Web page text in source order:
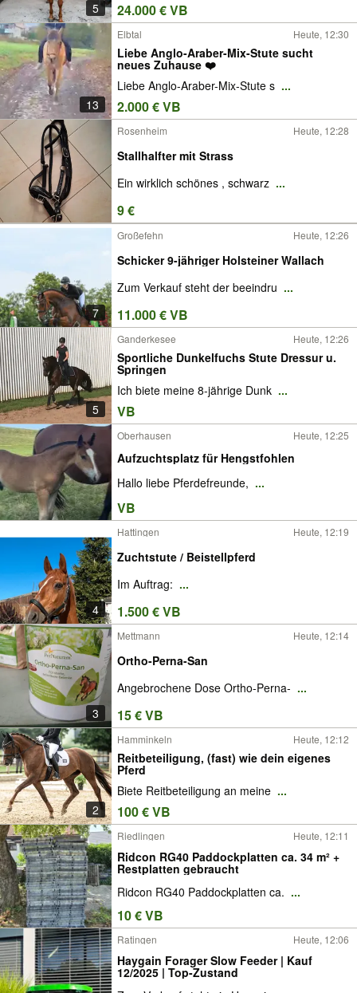
5 24.000 € VB
13
Elbtal Heute, 12:30
Liebe Anglo-Araber-Mix-Stute sucht
neues Zuhause ❤️
Liebe Anglo-Araber-Mix-Stute s ...
2.000 € VB
Rosenheim Heute, 12:28
Stallhalfter mit Strass
Ein wirklich schönes , schwarz ...
9 €
7
Großefehn Heute, 12:26
Schicker 9-jähriger Holsteiner Wallach
Zum Verkauf steht der beeindru ...
11.000 € VB
5
Ganderkesee Heute, 12:26
Sportliche Dunkelfuchs Stute Dressur u.
Springen
Ich biete meine 8-jährige Dunk ...
VB
Oberhausen Heute, 12:25
Aufzuchtsplatz für Hengstfohlen
Hallo liebe Pferdefreunde, ...
VB
4
Hattingen Heute, 12:19
Zuchtstute / Beistellpferd
Im Auftrag: ...
1.500 € VB
3
Mettmann Heute, 12:14
Ortho-Perna-San
Angebrochene Dose Ortho-Perna- ...
15 € VB
2
Hamminkeln Heute, 12:12
Reitbeteiligung, (fast) wie dein eigenes
Pferd
Biete Reitbeteiligung an meine ...
100 € VB
Riedlingen Heute, 12:11
Ridcon RG40 Paddockplatten ca. 34 m² +
Restplatten gebraucht
Ridcon RG40 Paddockplatten ca. ...
10 € VB
Ratingen Heute, 12:06
Haygain Forager Slow Feeder | Kauf
12/2025 | Top-Zustand